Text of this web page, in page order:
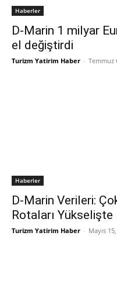
Haberler
D-Marin 1 milyar
el değiştirdi
Turizm Yatirim Haber - Temmuz
Haberler
D-Marin Verileri:
Rotaları Yükselişte
Turizm Yatirim Haber - Mayıs